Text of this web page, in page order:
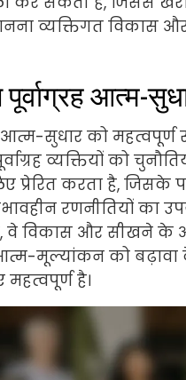
व्यक्तिगत
आत्म-
आत्म-सुधार को
व्यक्तियों को
करता है, जिसके
रणनीतियों
वे विकास और सीखने के
आत्म-मूल्यांकन को
है।